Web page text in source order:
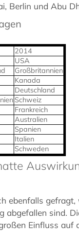
Berlin und Abu
2014
USA
Großbritannien
Kanada
Deutschland
Schweiz
Frankreich
Australien
Spanien
Italien
Schweden
ebenfalls
abgefallen sind.
Einfluss auf